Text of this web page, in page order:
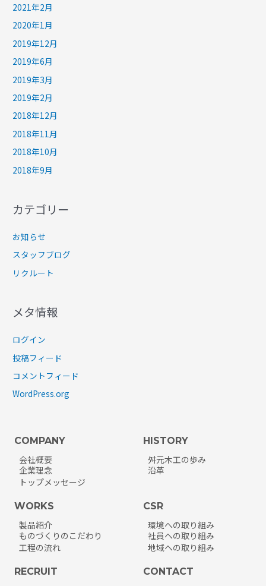
2021年2月
2020年1月
2019年12月
2019年6月
2019年3月
2019年2月
2018年12月
2018年11月
2018年10月
2018年9月
カテゴリー
お知らせ
スタッフブログ
リクルート
メタ情報
ログイン
投稿フィード
コメントフィード
WordPress.org
COMPANY
会社概要
企業理念
トップメッセージ
HISTORY
舛元木工の歩み
沿革
WORKS
製品紹介
ものづくりのこだわり
工程の流れ
CSR
環境への取り組み
社員への取り組み
地域への取り組み
RECRUIT CONTACT